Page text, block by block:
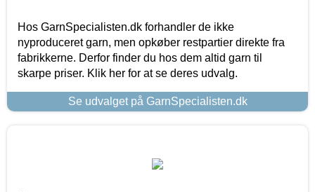
Hos GarnSpecialisten.dk forhandler de ikke
nyproduceret garn, men opkøber restpartier direkte fra
fabrikkerne. Derfor finder du hos dem altid garn til
skarpe priser. Klik her for at se deres udvalg.
Se udvalget på GarnSpecialisten.dk